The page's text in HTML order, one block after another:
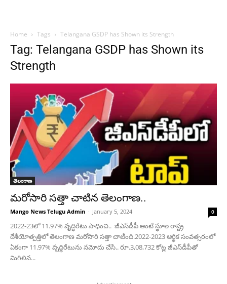
Home Tags Telangana GSDP has Shown its Strength
Tag: Telangana GSDP has Shown its
Strength
తెలంగాణ
మరోసారి సత్తా చాటిన తెలంగాణ..
Mango News Telugu Admin - January 5, 2024 0
2022-23లో 11.97% వృద్ధిరేటు సాధించి.. జీఎస్‌డీపీ అంటే స్థూల రాష్ట్ర
దేశీయోత్పత్తిలో తెలంగాణ మరోసారి సత్తా చాటింది.2022-2023 ఆర్థిక సంవత్సరంలో
ఏకంగా 11.97% వృద్ధిరేటును నమోదు చేసి.. రూ.3,08,732 కోట్ల జీఎస్‌డీపీతో
మిగిలిన...